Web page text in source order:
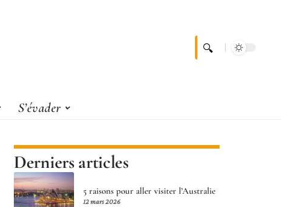
S’évader
Derniers articles
5 raisons pour aller visiter l’Australie
12 mars 2026